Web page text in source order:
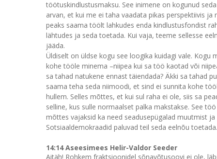
töötuskindlustusmaksu. See inimene on kogunud
arvan, et kui me ei taha vaadata pikas perspektiivis
peaks saama töölt lahkudes enda kindlustusfondist
lähtudes ja seda toetada. Kui vaja, teeme sellesse
jääda.
Üldiselt on üldse kogu see loogika kuidagi vale.
kohe tööle minema –niipea kui sa töö kaotad või
sa tahad natukene ennast täiendada? Äkki sa tahad
saama teha seda niimoodi, et sind ei sunnita kohe
hullem. Selles mõttes, et kui sul raha ei ole, siis sa
selline, kus sulle normaalset palka makstakse. See
mõttes vajaksid ka need seadusepügalad muutmist
Sotsiaaldemokraadid paluvad teil seda eelnõu
14:14 Aseesimees Helir-Valdor Seeder
Aitäh! Rohkem fraktsioonidel sõnavõtusoovi ei ole,